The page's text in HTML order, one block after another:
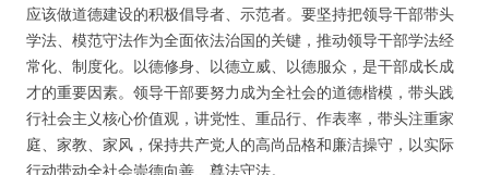
应该做道德建设的积极倡导者、示范者。要坚持把领导干部带头
学法、模范守法作为全面依法治国的关键，推动领导干部学法经
常化、制度化。以德修身、以德立威、以德服众，是干部成长成
才的重要因素。领导干部要努力成为全社会的道德楷模，带头践
行社会主义核心价值观，讲党性、重品行、作表率，带头注重家
庭、家教、家风，保持共产党人的高尚品格和廉洁操守，以实际
行动带动全社会崇德向善、尊法守法。